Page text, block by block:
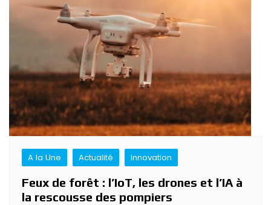
A la Une Actualité Innovation
Feux de forêt : l’IoT, les drones et l’IA à
la rescousse des pompiers